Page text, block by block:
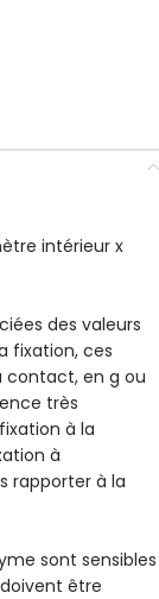
intérieur x
des valeurs
fixation, ces
contact, en g ou
très
à la
à
rapporter à la
sont sensibles
être